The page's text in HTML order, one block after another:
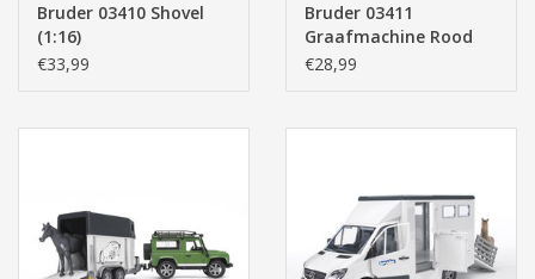
Bruder 03410 Shovel
(1:16)
€33,99
Bruder 03411
Graafmachine Rood
(1:16)
€28,99